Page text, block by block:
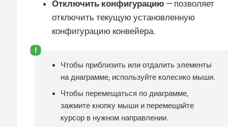
Отключить конфигурацию — позволяет
отключить текущую установленную
конфигурацию конвейера.
Чтобы приблизить или отдалить элементы
на диаграмме, используйте колесико мыши.
Чтобы перемещаться по диаграмме,
зажмите кнопку мыши и перемещайте
курсор в нужном направлении.